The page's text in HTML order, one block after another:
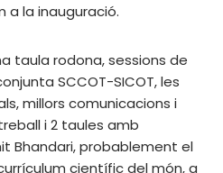
a la inauguració.
taula rodona, sessions de
SCCOT-SICOT, les
millors comunicacions i
i 2 taules amb
Bhandari, probablement el
científic del món, a